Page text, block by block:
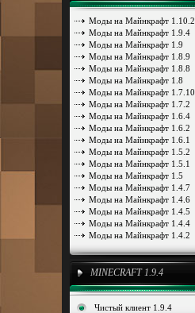
Моды на Майнкрафт 1.10.2
Моды на Майнкрафт 1.9.4
Моды на Майнкрафт 1.9
Моды на Майнкрафт 1.8.9
Моды на Майнкрафт 1.8.8
Моды на Майнкрафт 1.8
Моды на Майнкрафт 1.7.10
Моды на Майнкрафт 1.7.2
Моды на Майнкрафт 1.6.4
Моды на Майнкрафт 1.6.2
Моды на Майнкрафт 1.6.1
Моды на Майнкрафт 1.5.2
Моды на Майнкрафт 1.5.1
Моды на Майнкрафт 1.5
Моды на Майнкрафт 1.4.7
Моды на Майнкрафт 1.4.6
Моды на Майнкрафт 1.4.5
Моды на Майнкрафт 1.4.4
Моды на Майнкрафт 1.4.2
MINECRAFT 1.9.4
Чистый клиент 1.9.4